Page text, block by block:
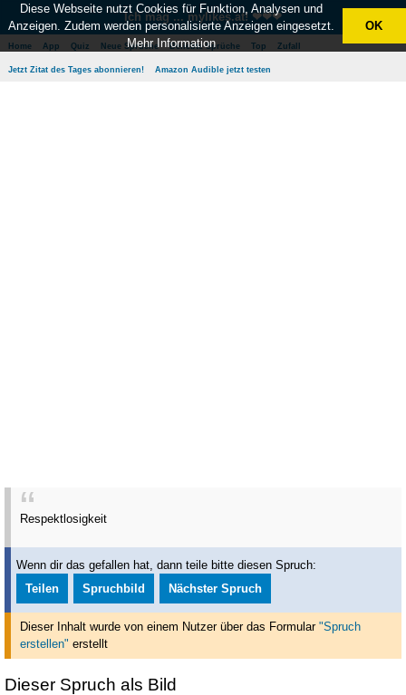
Ich mag ... mylikes.at! ❤❤❤
Home App Quiz Neue Sprüche Beliebte Sprüche Top Zufall
Jetzt Zitat des Tages abonnieren! Amazon Audible jetzt testen
Respektlosigkeit
Wenn dir das gefallen hat, dann teile bitte diesen Spruch:
Teilen
Spruchbild Nächster Spruch
Dieser Inhalt wurde von einem Nutzer über das Formular "Spruch
erstellen" erstellt
Dieser Spruch als Bild
Diese Webseite nutzt Cookies für Funktion, Analysen und
Anzeigen. Zudem werden personalisierte Anzeigen eingesetzt.
Mehr Information
OK